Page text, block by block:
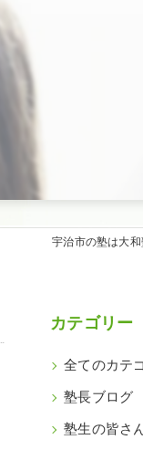
宇治市の塾は大
カテゴリー
全てのカテ
塾長ブログ
塾生の皆さ